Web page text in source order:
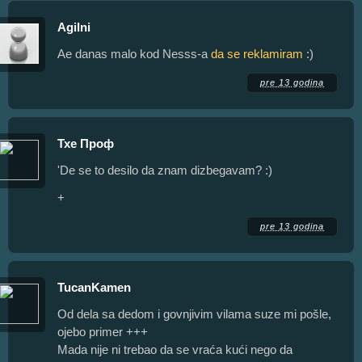
Agilni
Ae danas malo kod Nesss-a da se reklamiram :)
pre 13 godina
Тхе Проф
'De se to desilo da znam dizbegavam? :)
+
pre 13 godina
TucanKamen
Od dela sa dedom i govnjivim vilama suze mi pošle,
ojebo primer +++
Mada nije ni trebao da se vraća kući nego da